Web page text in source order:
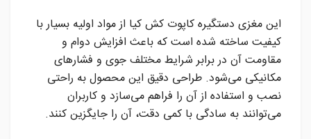
این مغزی دستگیره کاپوت کش کیا از مواد اولیه بسیار با
کیفیت ساخته شده است که باعث افزایش دوام و
مقاومت آن در برابر شرایط مختلف جوی و فشارهای
مکانیکی می‌شود. طراحی دقیق این محصول به راحتی
نصب و استفاده از آن را فراهم می‌سازد و کاربران
می‌توانند به سادگی با کمی دقت، آن را جایگزین کنند.